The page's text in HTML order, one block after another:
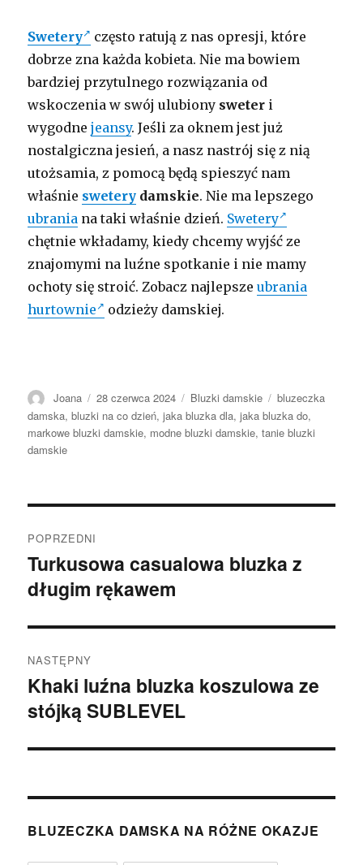
Swetery
często ratują z nas opresji, które
dobrze zna każda kobieta. Nie ma bowiem
bardziej przytulnego rozwiązania od
wskoczenia w swój ulubiony sweter i
wygodnejeansy. Jeśli za oknem jest już
nostalgiczna jesień, a nasz nastrój się z nią
utożsamia, z pomocą będą spieszyć nam
właśnie swetery damskie. Nie ma lepszego
ubrania na taki właśnie dzień. Swetery
chętnie wkładamy, kiedy chcemy wyjść ze
znajomymi na luźne spotkanie i nie mamy
ochoty się stroić. Zobacz najlepszeubrania
hurtownie
odzieży damskiej.
Autor
Joana Opublikowano
28 czerwca 2024 Kategorie
Bluzki damskie Tagi
bluzeczka
damska,bluzki na co dzień,jaka bluzka dla,jaka bluzka do,
markowe bluzki damskie, modne bluzki damskie,tanie bluzki
damskie
wpisu
POPRZEDNI
Poprzedni
wpis:
Turkusowa casualowa bluzka z
długim rękawem
NASTĘPNY
Następny
wpis:
Khaki luźna bluzka koszulowa ze
stójką SUBLEVEL
BLUZECZKA DAMSKA NA RÓŻNE OKAZJE